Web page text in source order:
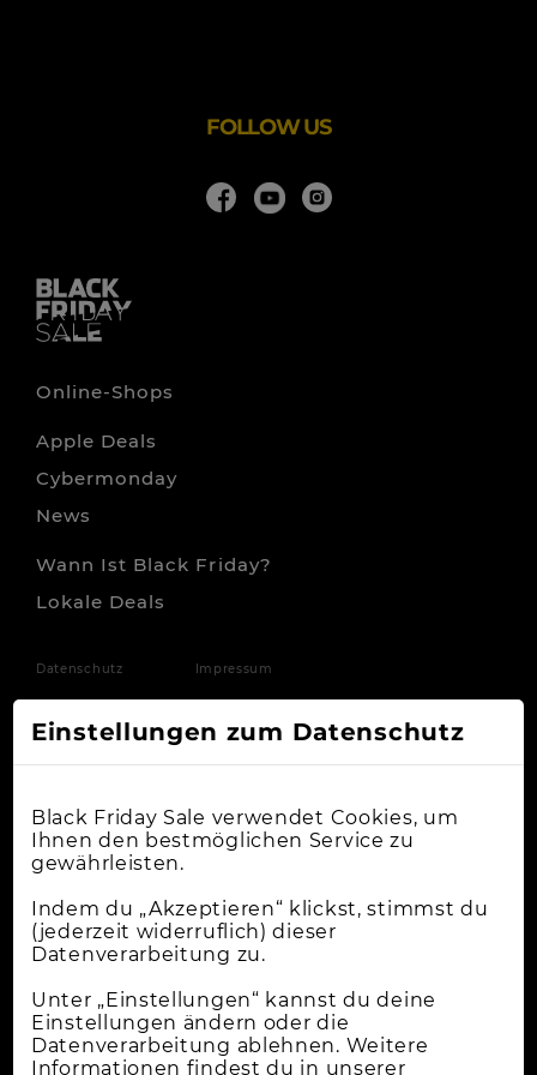
FOLLOW US
Online-Shops
Apple Deals
Cybermonday
News
Wann Ist Black Friday?
Lokale Deals
Datenschutz Impressum
Einstellungen zum Datenschutz
Black Friday Sale verwendet Cookies, um
Ihnen den bestmöglichen Service zu
gewährleisten.
Indem du „Akzeptieren“ klickst, stimmst du
(jederzeit widerruflich) dieser
Datenverarbeitung zu.
Unter „Einstellungen“ kannst du deine
Einstellungen ändern oder die
Datenverarbeitung ablehnen. Weitere
Informationen findest du in unserer